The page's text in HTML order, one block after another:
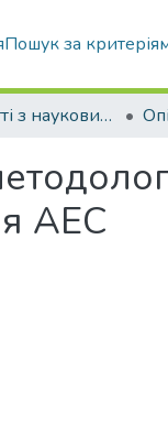
Пошук за
Вибрані статті з наукових збірників КНУБА
АЕС